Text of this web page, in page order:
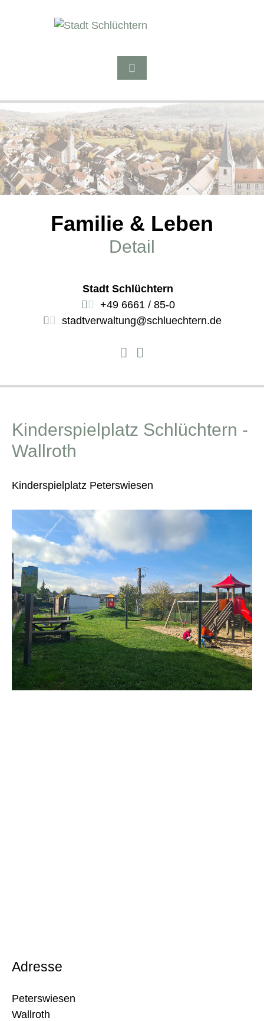
Familie & Leben
Detail
Stadt Schlüchtern
+49 6661 / 85-0
stadtverwaltung@schluechtern.de
Kinderspielplatz Schlüchtern -
Wallroth
Kinderspielplatz Peterswiesen
Adresse
Peterswiesen
Wallroth